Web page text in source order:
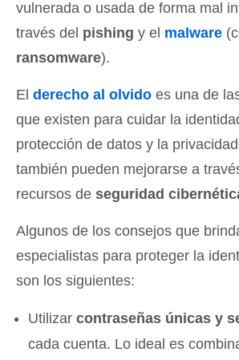
vulnerada o usada de forma mal
través del pishing y el malware
ransomware).
El derecho al olvido es una de
que existen para cuidar la
protección de datos y la
también pueden mejorarse a
recursos de seguridad
Algunos de los consejos que
especialistas para proteger la
son los siguientes:
Utilizar contraseñas únicas y
cada cuenta. Lo ideal es